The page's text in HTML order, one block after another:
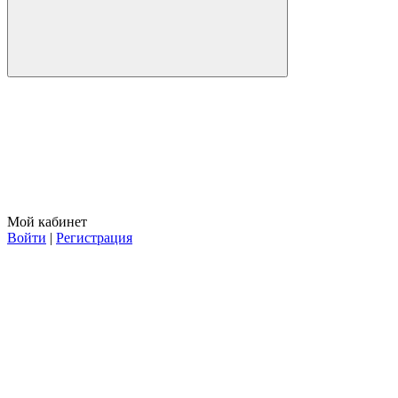
Мой кабинет
Войти | Регистрация